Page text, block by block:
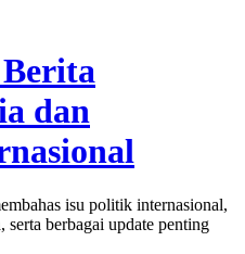
Berita
dan
isu politik internasional,
berbagai update penting